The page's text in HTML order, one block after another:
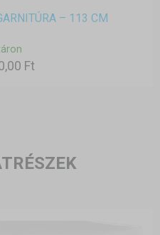
– 113 CM
Ft